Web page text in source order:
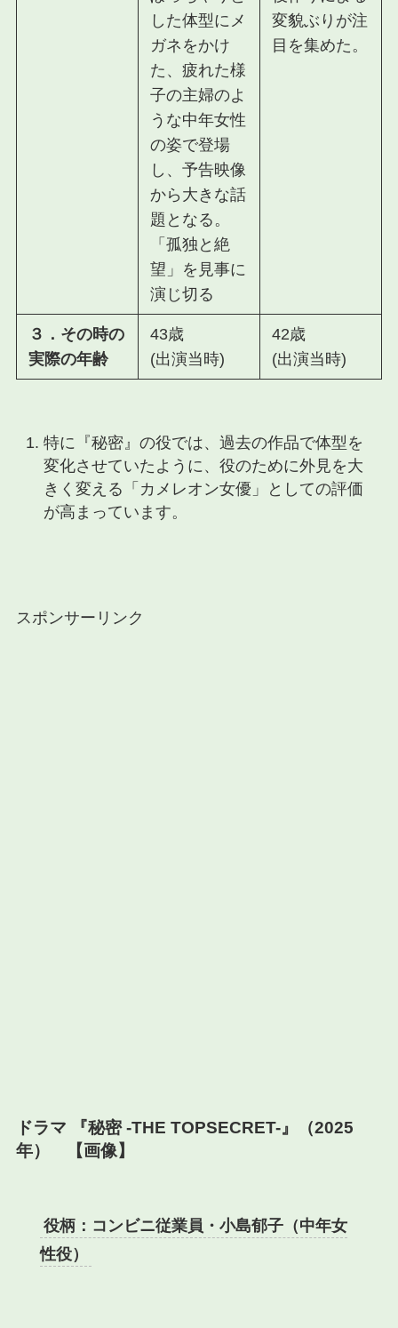
した体型にメ
ガネをかけ
た、疲れた様
子の主婦のよ
うな中年女性
の姿で登場
し、予告映像
から大きな話
題となる。
「孤独と絶
望」を見事に
演じ切る
変貌ぶり が注
目を集めた。
３．その時の
実際の年齢
43歳
(出演当時)
42歳
(出演当時)
特に『秘密』の役では、過去の作品で体型を
変化させていたように、役のために外見を大
きく変える「カメレオン女優」
としての評価
が高まっています。
スポンサーリンク
ドラマ 『秘密 -THE TOPSECRET-』（2025
年） 【画像】
役柄：コンビニ従業員・小島郁子（中年女
性役）